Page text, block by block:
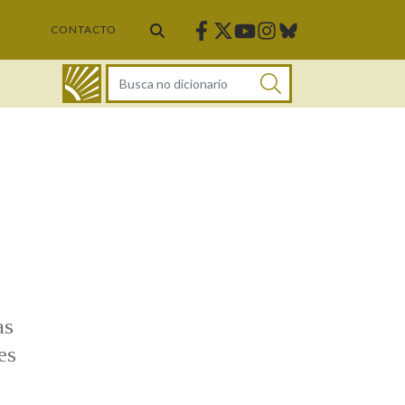
CONTACTO Facebook
Twitter
Youtube
Instagram
Bluesky
DICIONARIO